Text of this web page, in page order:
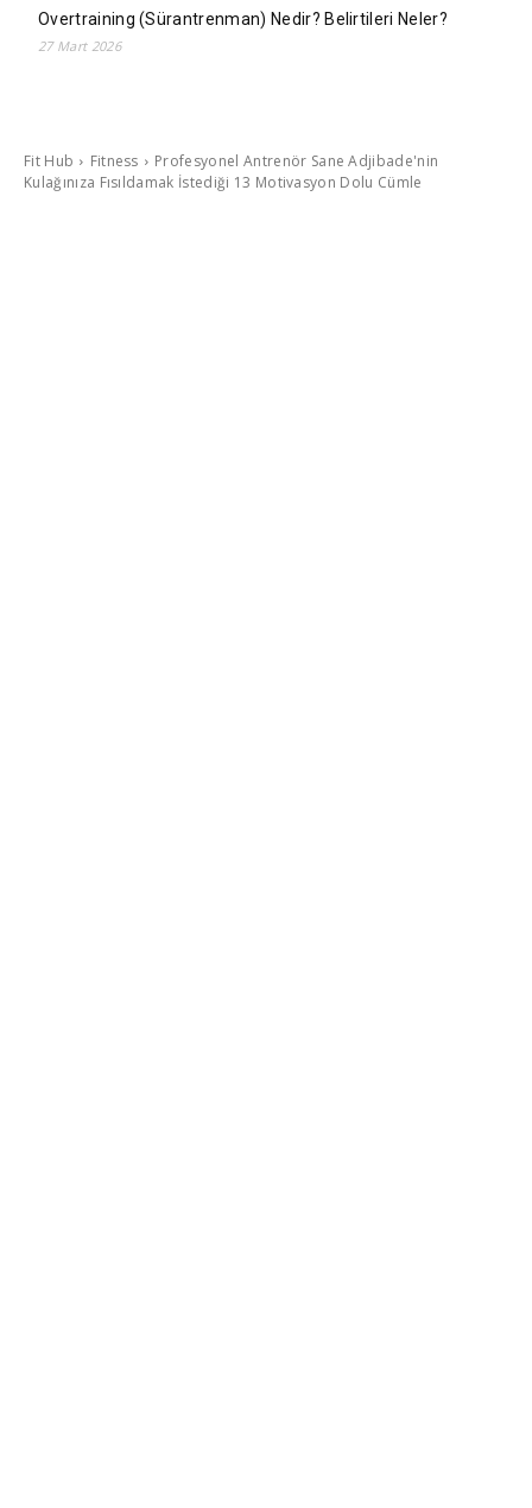
Overtraining (Sürantrenman) Nedir? Belirtileri Neler?
27 Mart 2026